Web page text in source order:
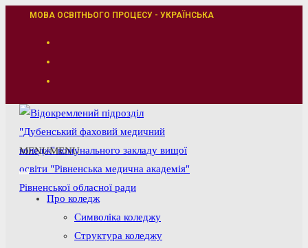
ПерейтиМОВА ОСВІТНЬОГО ПРОЦЕСУ - УКРАЇНСЬКА
MENUMENU
Про коледж
Символіка коледжу
Структура коледжу